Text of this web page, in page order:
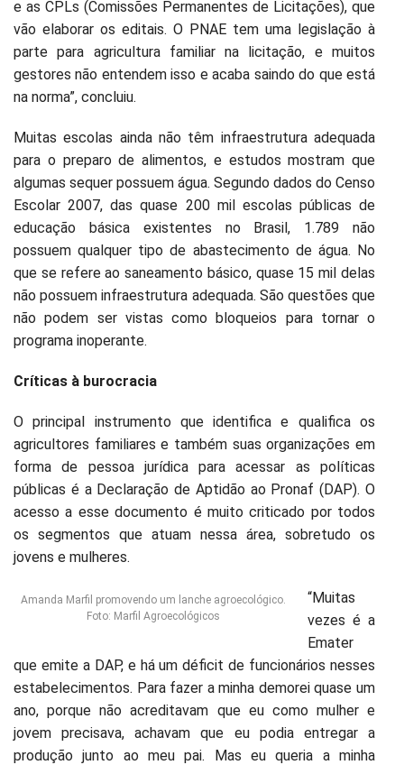
e as CPLs (Comissões Permanentes de Licitações), que
vão elaborar os editais. O PNAE tem uma legislação à
parte para agricultura familiar na licitação, e muitos
gestores não entendem isso e acaba saindo do que está
na norma”, concluiu.
Muitas escolas ainda não têm infraestrutura adequada
para o preparo de alimentos, e estudos mostram que
algumas sequer possuem água. Segundo dados do Censo
Escolar 2007, das quase 200 mil escolas públicas de
educação básica existentes no Brasil, 1.789 não
possuem qualquer tipo de abastecimento de água. No
que se refere ao saneamento básico, quase 15 mil delas
não possuem infraestrutura adequada. São questões que
não podem ser vistas como bloqueios para tornar o
programa inoperante.
Críticas à burocracia
O principal instrumento que identifica e qualifica os
agricultores familiares e também suas organizações em
forma de pessoa jurídica para acessar as políticas
públicas é a Declaração de Aptidão ao Pronaf (DAP). O
acesso a esse documento é muito criticado por todos
os segmentos que atuam nessa área, sobretudo os
jovens e mulheres.
Amanda Marfil promovendo um lanche agroecológico.
Foto: Marfil Agroecológicos
“Muitas
vezes é a
Emater
que emite a DAP, e há um déficit de funcionários nesses
estabelecimentos. Para fazer a minha demorei quase um
ano, porque não acreditavam que eu como mulher e
jovem precisava, achavam que eu podia entregar a
produção junto ao meu pai. Mas eu queria a minha